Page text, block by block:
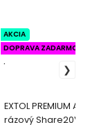
EXTOL PREMIUM Aku
rázový Share20V
AKCIA
DOPRAVA ZADARMO
.